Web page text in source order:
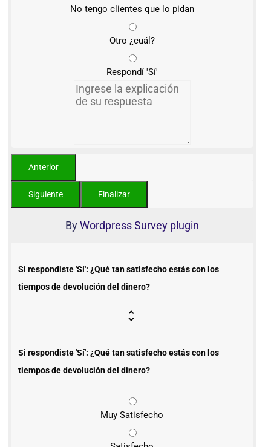
No tengo clientes que lo pidan
Otro ¿cuál?
Respondí 'Sí'
ByWordpress Survey plugin
Si respondiste 'Sí': ¿Qué tan satisfecho estás con los
tiempos de devolución del dinero?
Si respondiste 'Sí': ¿Qué tan satisfecho estás con los
tiempos de devolución del dinero?
Muy Satisfecho